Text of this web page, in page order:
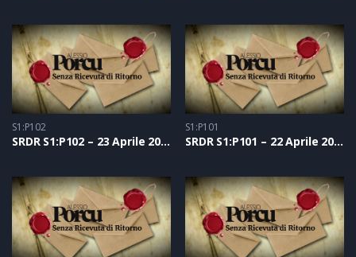
S1:P102
SRDR S1:P102 – 23 Aprile 2021
S1:P101
SRDR S1:P101 – 22 Aprile 2021